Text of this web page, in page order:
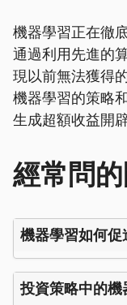
機器學習正在徹
通過利用先進的
現以前無法獲得
機器學習的策略
生成超額收益開
經常問
機器學習如何促
投資策略中的機